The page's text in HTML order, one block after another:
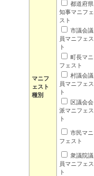
マニフ
ェスト
種別
都道府県
知事マニフェ
スト
市議会議
員マニフェス
ト
町長マニ
フェスト
村議会議
員マニフェス
ト
区議会会
派マニフェス
ト
市民マニ
フェスト
衆議院議
員マニフェス
ト